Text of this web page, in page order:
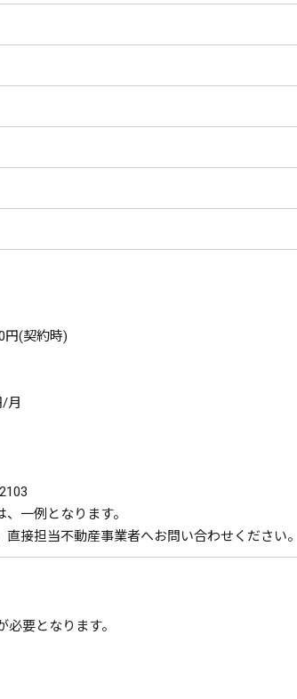
円(契約時)
月
一例となります。
接担当不動産事業者へお問い合わせください。
要となります。